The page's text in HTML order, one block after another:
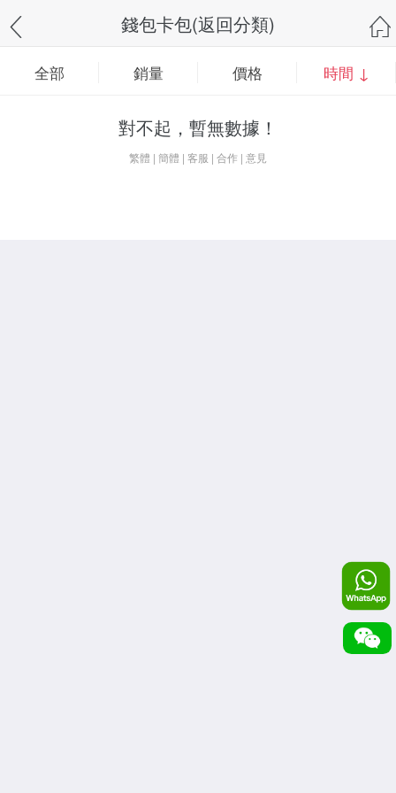
錢包卡包(返回分類)
全部 銷量 價格 時間 ↓
對不起，暫無數據！
繁體 | 簡體 | 客服 | 合作 | 意見